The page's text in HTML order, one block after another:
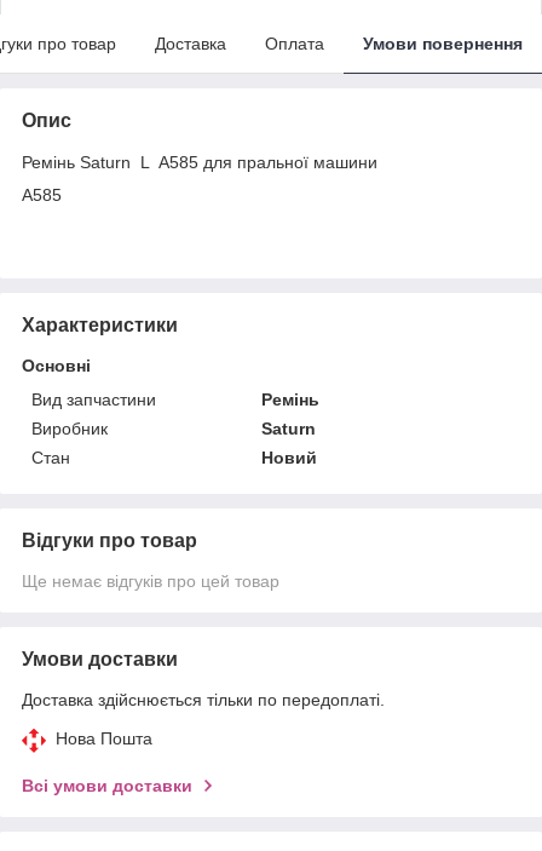
про товар Доставка Оплата Умови повернення
Опис
Ремінь Saturn L A585 для пральної машини
A585
Характеристики
Основні
Вид запчастини
Ремінь
Виробник
Saturn
Стан
Новий
Відгуки про товар
Ще немає відгуків про цей товар
Умови доставки
Доставка здійснюється тільки по передоплаті.
Нова Пошта
Всі умови доставки